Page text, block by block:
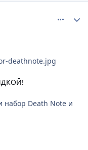
deathnote.jpg
набор Death Note и